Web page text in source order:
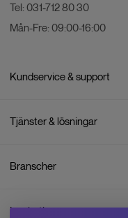
Tel: 031-712 80 30
Mån-Fre: 09:00-16:00
Kundservice & support
Leverans
Reklamation & återköp
Integritetspolicy
Tjänster & lösningar
Företagsrådgivning
Företagsleasing
Branscher
Inspiration